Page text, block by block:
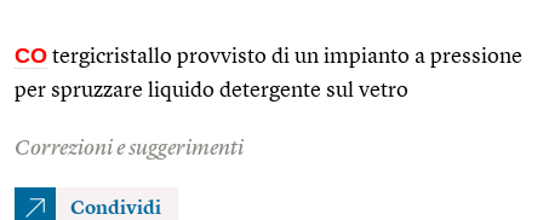
CO tergicristallo provvisto di un impianto a pressione
per spruzzare liquido detergente sul vetro
Correzioni e suggerimenti
Condividi